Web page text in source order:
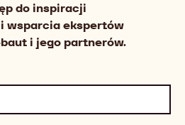
do inspiracji
wsparcia ekspertów
i jego partnerów.